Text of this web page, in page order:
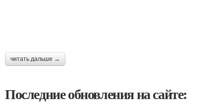
читать дальше →
Последние обновления на сайте: